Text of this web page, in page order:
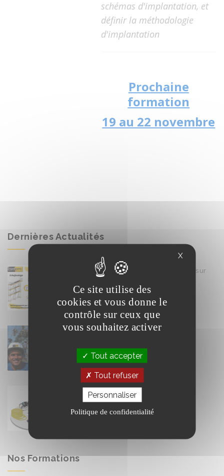
schémas d'implantation, et
définir la méthodologie
d'implantation
Prochaine
formation
19 au 22 novembre
Dernières Actualités
Formation Echafaudage R408 INRS sur
17 février
Conform recrute
Qui contrôle vos EPI antichute ?
Nos Formations
X
Ce site utilise des
cookies et vous donne le
contrôle sur ceux que
vous souhaitez activer
Tout accepter
Tout refuser
Personnaliser
Politique de confidentialité